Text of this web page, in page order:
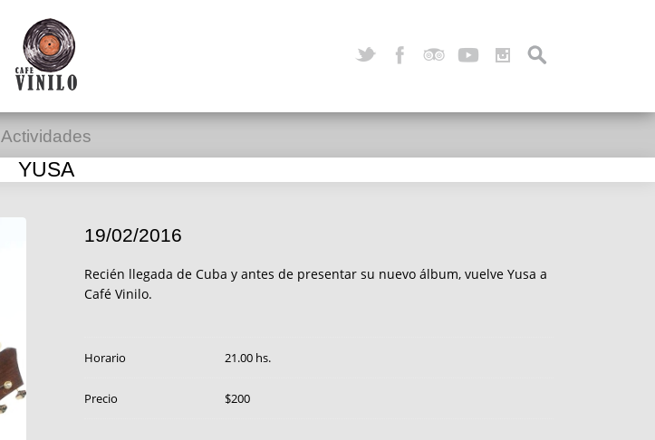
Actividades
YUSA
19/02/2016
Recién llegada de Cuba y antes de presentar su nuevo álbum, vuelve Yusa a
Café Vinilo.
Horario 21.00 hs.
Precio $200